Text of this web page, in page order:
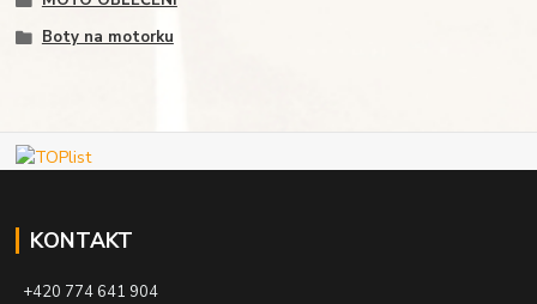
Boty na motorku
KONTAKT
+420 774 641 904